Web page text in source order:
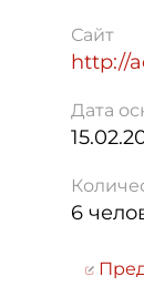
Сайт
http://
Дата
6